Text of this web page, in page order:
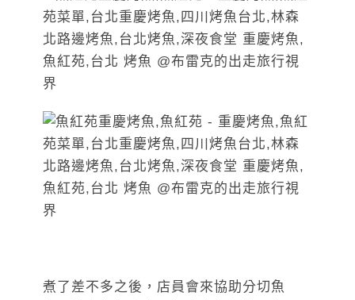
煮了差不多之後，店員會來協助分切魚